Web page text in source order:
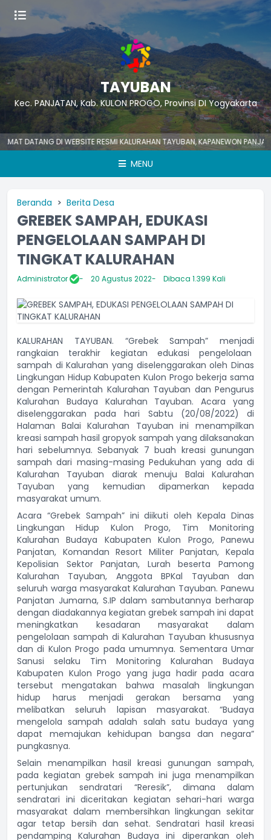
TAYUBAN
Kec. PANJATAN, Kab. KULON PROGO, Provinsi DI Yogyakarta
DATANG DI WEBSITE RESMI KALURAHAN TAYUBAN, KAPANEWON PANJATAN,
MENU
Beranda Berita Desa
GREBEK SAMPAH, EDUKASI
PENGELOLAAN SAMPAH DI
TINGKAT KALURAHAN
Administrator 20 Agustus 2022 Dibaca 1.399 Kali
KALURAHAN TAYUBAN. “Grebek Sampah” menjadi
rangkaian terakhir kegiatan edukasi pengelolaan
sampah di Kalurahan yang diselenggarakan oleh Dinas
Lingkungan Hidup Kabupaten Kulon Progo bekerja sama
dengan Pemerintah Kalurahan Tayuban dan Pengurus
Kalurahan Budaya Kalurahan Tayuban. Acara yang
diselenggarakan pada hari Sabtu (20/08/2022) di
Halaman Balai Kalurahan Tayuban ini menampilkan
kreasi sampah hasil gropyok sampah yang dilaksanakan
hari sebelumnya. Sebanyak 7 buah kreasi gunungan
sampah dari masing-masing Pedukuhan yang ada di
Kalurahan Tayuban diarak menuju Balai Kalurahan
Tayuban yang kemudian dipamerkan kepada
masyarakat umum.
Acara “Grebek Sampah” ini diikuti oleh Kepala Dinas
Lingkungan Hidup Kulon Progo, Tim Monitoring
Kalurahan Budaya Kabupaten Kulon Progo, Panewu
Panjatan, Komandan Resort Militer Panjatan, Kepala
Kepolisian Sektor Panjatan, Lurah beserta Pamong
Kalurahan Tayuban, Anggota BPKal Tayuban dan
seluruh warga masyarakat Kalurahan Tayuban. Panewu
Panjatan Jumarna, S.IP dalam sambutannya berharap
dengan diadakannya kegiatan grebek sampah ini dapat
meningkatkan kesadaran masyarakat dalam
pengelolaan sampah di Kalurahan Tayuban khususnya
dan di Kulon Progo pada umumnya. Sementara Umar
Sanusi selaku Tim Monitoring Kalurahan Budaya
Kabupaten Kulon Progo yang juga hadir pada acara
tersebut mengatakan bahwa masalah lingkungan
hidup harus menjadi gerakan bersama yang
melibatkan seluruh lapisan masyarakat. “Budaya
mengelola sampah adalah salah satu budaya yang
dapat memajukan kehidupan bangsa dan negara”
pungkasnya.
Selain menampilkan hasil kreasi gunungan sampah,
pada kegiatan grebek sampah ini juga menampilkan
pertunjukan sendratari “Reresik”, dimana dalam
sendratari ini diceritakan kegiatan sehari-hari warga
masyarakat dalam membersihkan lingkungan sekitar
agar tetap bersih dan sehat. Sendratari hasil kreasi
pendamping Kalurahan Budaya ini diperankan oleh